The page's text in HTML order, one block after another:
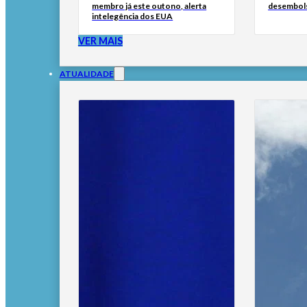
membro já este outono, alerta
intelegência dos EUA
VER MAIS
ATUALIDADE